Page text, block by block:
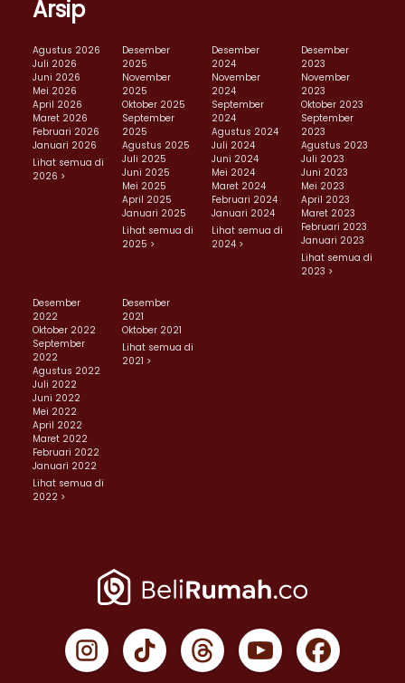
Arsip
Agustus 2026
Juli 2026
Juni 2026
Mei 2026
April 2026
Maret 2026
Februari 2026
Januari 2026
Lihat semua di
2026 >
Desember
2025
November
2025
Oktober 2025
September
2025
Agustus 2025
Juli 2025
Juni 2025
Mei 2025
April 2025
Januari 2025
Lihat semua di
2025 >
Desember
2024
November
2024
September
2024
Agustus 2024
Juli 2024
Juni 2024
Mei 2024
Maret 2024
Februari 2024
Januari 2024
Lihat semua di
2024 >
Desember
2023
November
2023
Oktober 2023
September
2023
Agustus 2023
Juli 2023
Juni 2023
Mei 2023
April 2023
Maret 2023
Februari 2023
Januari 2023
Lihat semua di
2023 >
Desember
2022
Oktober 2022
September
2022
Agustus 2022
Juli 2022
Juni 2022
Mei 2022
April 2022
Maret 2022
Februari 2022
Januari 2022
Lihat semua di
2022 >
Desember
2021
Oktober 2021
Lihat semua di
2021 >